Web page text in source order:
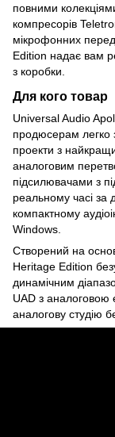
повними
компресорів
мікрофонних
Edition надає вам
з коробки.
Для кого товар
Universal Audio
продюсерам легко
проекти з
аналоговим
підсилювачами з
реальному часі
компактному
Windows.
Створений на
Heritage Edition
динамічним
UAD з
аналогову студію